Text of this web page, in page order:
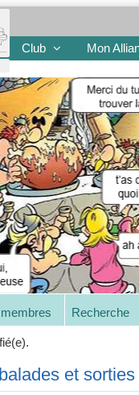
Club Mon
Recherche
et sorties